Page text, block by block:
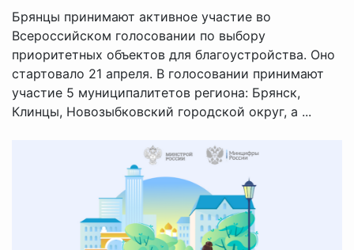
Брянцы принимают активное участие во
Всероссийском голосовании по выбору
приоритетных объектов для благоустройства. Оно
стартовало 21 апреля. В голосовании принимают
участие 5 муниципалитетов региона: Брянск,
Клинцы, Новозыбковский городской округ, а ...